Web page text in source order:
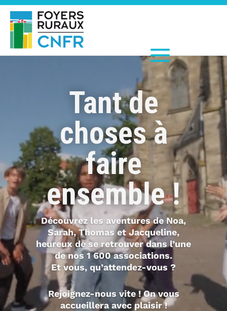
Tant de
choses à
faire
ensemble !
Découvrez les aventures de Noa,
Sarah, Thomas et Jacqueline,
heureux de se retrouver dans l’une
de nos 1 600 associations.
Et vous, qu’attendez-vous ?
Rejoignez-nous vite ! On vous
accueillera avec plaisir !